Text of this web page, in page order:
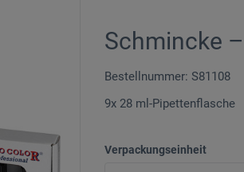
Schmincke
Bestellnummer: S81108
9x 28 ml-Pipettenflasche
Verpackungseinheit